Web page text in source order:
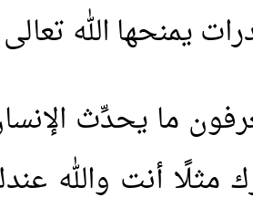
يمنحها الله
ما يحدِّث
أنت والله